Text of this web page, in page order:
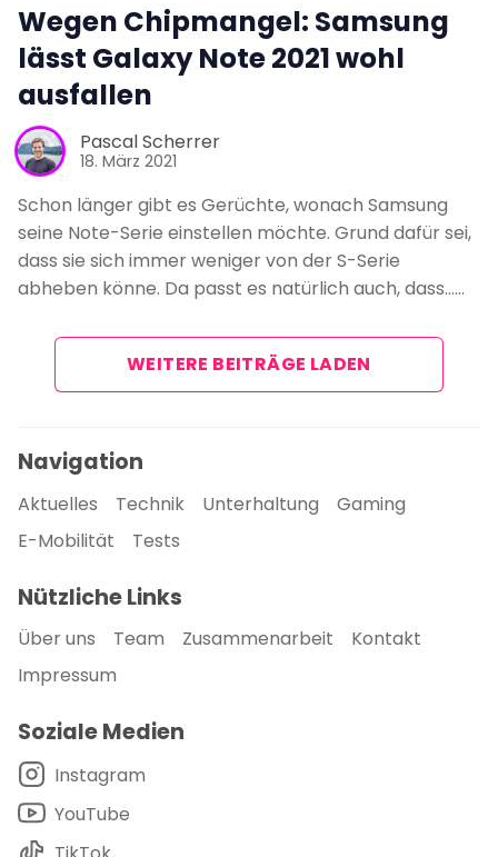
Wegen Chipmangel: Samsung
lässt Galaxy Note 2021 wohl
ausfallen
Pascal Scherrer
18. März 2021
Schon länger gibt es Gerüchte, wonach Samsung
seine Note-Serie einstellen möchte. Grund dafür sei,
dass sie sich immer weniger von der S-Serie
abheben könne. Da passt es natürlich auch, dass……
WEITERE BEITRÄGE LADEN
Navigation
Aktuelles Technik Unterhaltung
Gaming
E-Mobilität
Tests
Nützliche Links
Über uns Team Zusammenarbeit
Kontakt
Impressum
Soziale Medien
Instagram
YouTube